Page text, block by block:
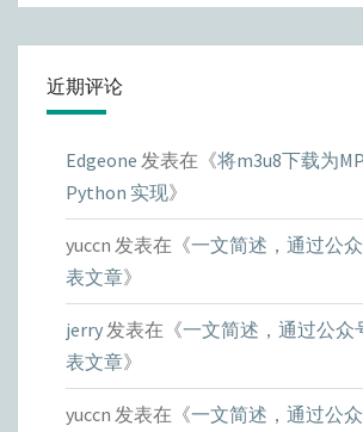
近期评论
Edgeone 发表在《将m3u8下载为
Python 实现》
yuccn 发表在《一文简述，通过公
表文章》
jerry 发表在《一文简述，通过公众
表文章》
yuccn 发表在《一文简述，通过公